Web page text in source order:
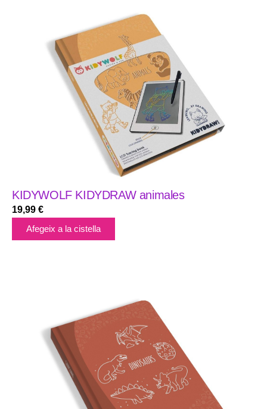
KIDYWOLF KIDYDRAW animales
19,99 €
Afegeix a la cistella